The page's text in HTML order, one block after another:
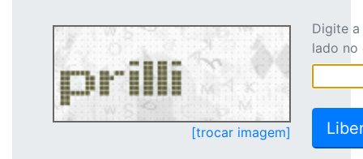
[trocar imagem]
Digite
lado no